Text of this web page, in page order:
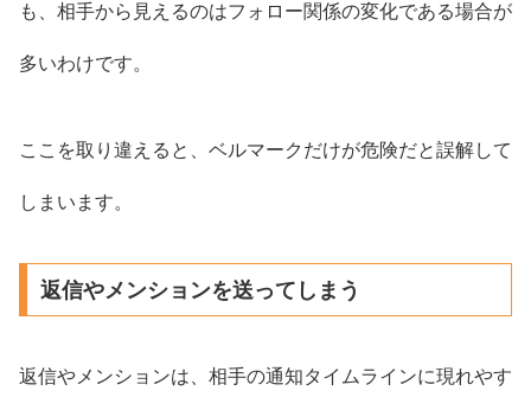
も、相手から見えるのはフォロー関係の変化である場合が
多いわけです。
ここを取り違えると、ベルマークだけが危険だと誤解して
しまいます。
返信やメンションを送ってしまう
返信やメンションは、相手の通知タイムラインに現れやす